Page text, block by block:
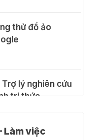
Google Plus 12
script và
giúp "mở khóa"
thử đồ ảo
lý nghiên cứu
tri thức
Làm việc